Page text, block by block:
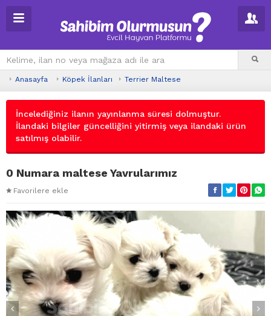
Anasayfa Köpek İlanları Terrier Maltese
İncelediğiniz ilanın yayınlanma süresi dolmuştur.
İlandaki bilgiler güncelliğini yitirmiş veya ilandaki ürün
satılmış olabilir.
0 Numara maltese Yavrularımız
Favorilere ekle